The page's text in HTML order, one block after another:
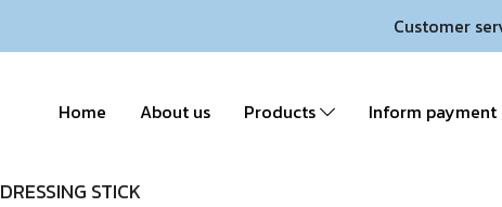
Customer
Home About us Products Inform payment
DRESSING STICK